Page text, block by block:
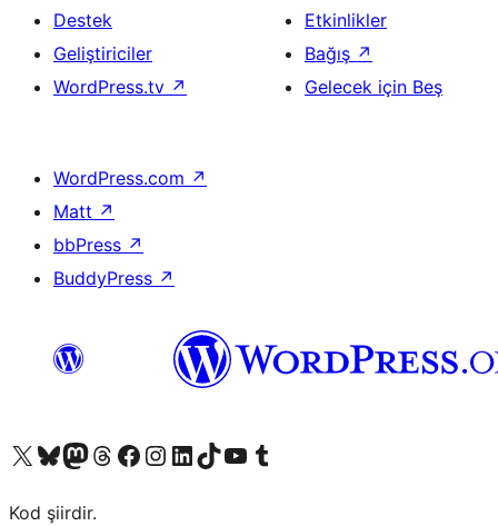
Destek
Geliştiriciler
WordPress.tv ↗
Etkinlikler
Bağış ↗
Gelecek için Beş
WordPress.com ↗
Matt ↗
bbPress ↗
BuddyPress ↗
X (eski Twitter) hesabımıza bakın
Bluesky hesabımızı ziyaret edinMastodon hesabımızı ziyaret edinThreads hesabımızı ziyaret edinFacebook sayfamızı ziyaret edinInstagram hesabımızı ziyaret edinLinkedIn hesabımızı ziyaret edinTikTok hesabımızı ziyaret edinYouTube kanalımızı ziyaret edinTumblr hesabımızı ziyaret edin
Kod şiirdir.